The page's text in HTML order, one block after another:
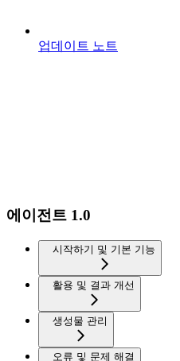
업데이트 노트
에이전트 1.0
시작하기 및 기본 기능
활용 및 결과 개선
생성물 관리
오류 및 문제 해결